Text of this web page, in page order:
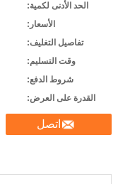
الحد الأدنى لكمية:
الأسعار:
تفاصيل التغليف:
وقت التسليم:
شروط الدفع:
القدرة على العرض:
اتصل